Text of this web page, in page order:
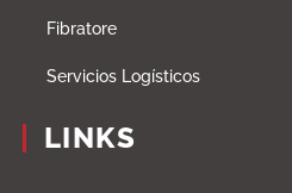
Fibratore
Servicios Logísticos
LINKS